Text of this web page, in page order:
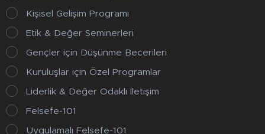
Kişisel Gelişim Programı
Etik & Değer Seminerleri
Gençler için Düşünme Becerileri
Kuruluşlar için Özel Programlar
Liderlik & Değer Odaklı İletişim
Felsefe-101
Uygulamalı Felsefe-101